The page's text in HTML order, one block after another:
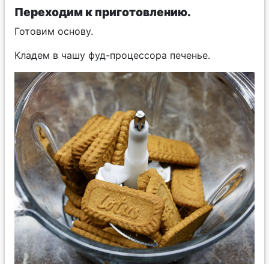
Переходим к приготовлению.
Готовим основу.
Кладем в чашу фуд-процессора печенье.